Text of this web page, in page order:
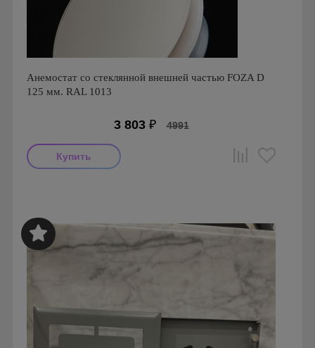
Анемостат со стеклянной внешней частью FOZA D
125 мм. RAL 1013
3 803₽ 4991